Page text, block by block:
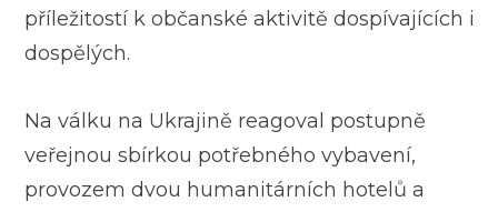
příležitostí k občanské aktivitě dospívajících i
dospělých.
Na válku na Ukrajině reagoval postupně
veřejnou sbírkou potřebného vybavení,
provozem dvou humanitárních hotelů a